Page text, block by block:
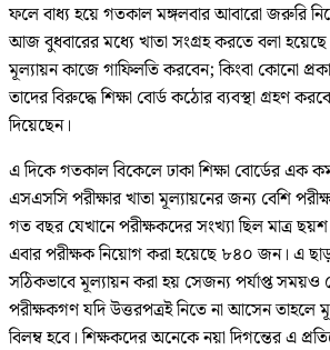
ফলে বাধ্য হয়ে গতকাল মঙ্গলবার আবারো জরুরি
আজ বুধবারের মধ্যে খাতা সংগ্রহ করতে বলা
মূল্যায়ন কাজে গাফিলতি করবেন; কিংবা কোনো
তাদের বিরুদ্ধে শিক্ষা বোর্ড কঠোর ব্যবস্থা গ্রহণ
দিয়েছেন।
এ দিকে গতকাল বিকেলে ঢাকা শিক্ষা বোর্ডের এক
এসএসসি পরীক্ষার খাতা মূল্যায়নের জন্য বেশি
গত বছর যেখানে পরীক্ষকদের সংখ্যা ছিল মাত্র
এবার পরীক্ষক নিয়োগ করা হয়েছে ৮৪০ জন। এ
সঠিকভাবে মূল্যায়ন করা হয় সেজন্য পর্যাপ্ত সময়ও
পরীক্ষকগণ যদি উত্তরপত্রই নিতে না আসেন তাহলে
বিলম্ব হবে। শিক্ষকদের অনেকে নয়া দিগন্তের এ